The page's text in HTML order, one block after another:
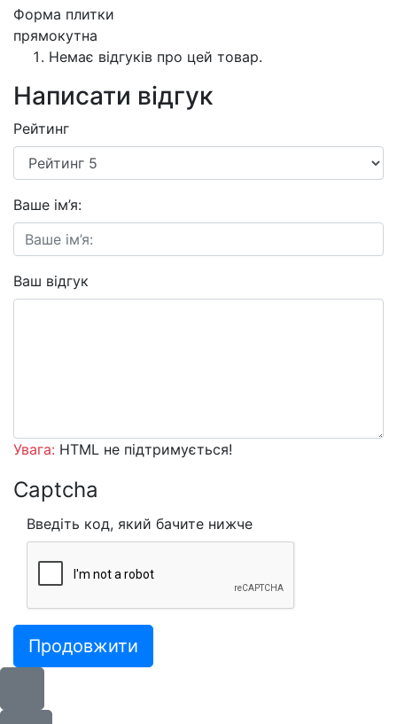
Форма плитки
прямокутна
Немає відгуків про цей товар.
Написати відгук
Рейтинг
Ваше ім’я:
Ваш відгук
Увага: HTML не підтримується!
Captcha
Введіть код, який бачите нижче
Продовжити